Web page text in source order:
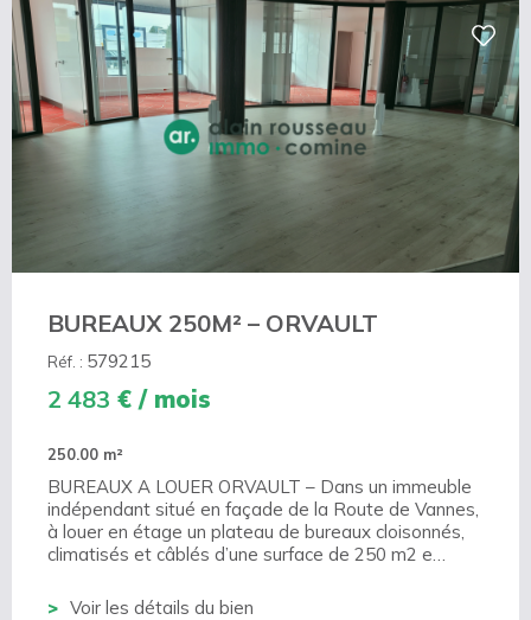
BUREAUX 250M² – ORVAULT
Réf. : 579215
2 483 € / mois
250.00 m²
BUREAUX A LOUER ORVAULT – Dans un immeuble
indépendant situé en façade de la Route de Vannes,
à louer en étage un plateau de bureaux cloisonnés,
climatisés et câblés d’une surface de 250 m2 e…
Voir les détails du bien